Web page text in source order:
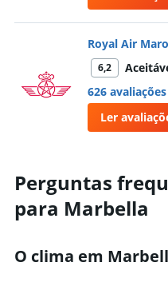
Royal Air
6,2
626 avaliações
Ler
Perguntas
para Marbella
O clima em